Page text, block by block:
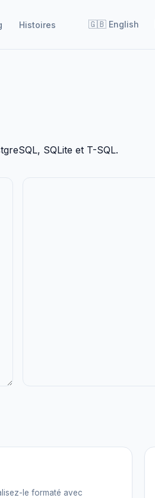
Histoires 🇬🇧 English
SQLite et T-SQL.
le formaté avec